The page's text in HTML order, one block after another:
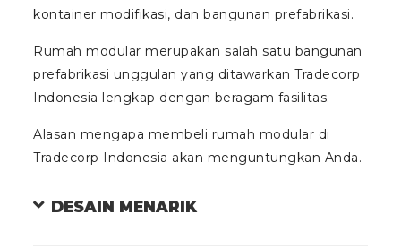
kontainer modifikasi, dan bangunan prefabrikasi.
Rumah modular merupakan salah satu bangunan
prefabrikasi unggulan yang ditawarkan Tradecorp
Indonesia lengkap dengan beragam fasilitas.
Alasan mengapa membeli rumah modular di
Tradecorp Indonesia akan menguntungkan Anda.
DESAIN MENARIK